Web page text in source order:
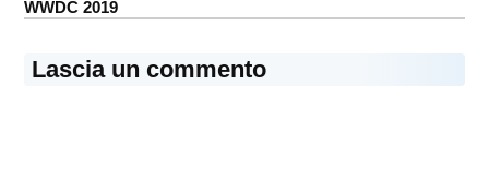
WWDC 2019
Lascia un commento